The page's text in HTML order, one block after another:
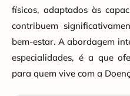
físicos, adaptados às
contribuem
bem-estar. A abordagem
especialidades, é a que
para quem vive com a